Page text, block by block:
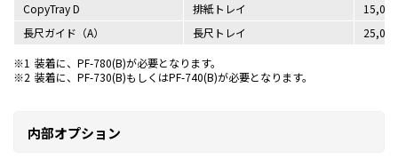
CopyTray D
排紙トレイ
長尺ガイド（A）
長尺トレイ
※1 装着に、PF-780(B)が必要となります。
※2 装着に、PF-730(B)もしくはPF-740(B)が必要となります。
内部オプション